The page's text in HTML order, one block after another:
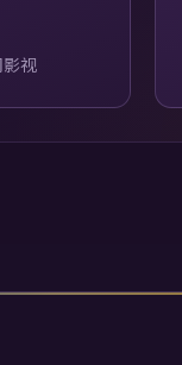
视